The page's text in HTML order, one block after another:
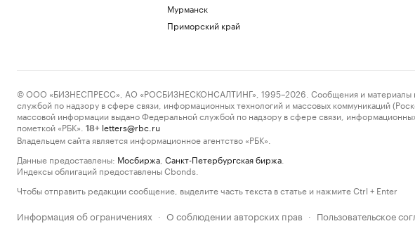
Мурманск
Приморский край
© ООО «БИЗНЕСПРЕСС», АО «РОСБИЗНЕСКОНСАЛТИНГ», 1995–2026. Сообщения и материалы
службой по надзору в сфере связи, информационных технологий и массовых коммуникаций
массовой информации выдано Федеральной службой по надзору в сфере связи,
пометкой «РБК».
18+ letters@rbc.ru
Владельцем сайта является информационное агентство «РБК».
Данные предоставлены: Мосбиржа Санкт-Петербургская биржа
Индексы облигаций предоставлены Cbonds.
Чтобы отправить редакции сообщение, выделите часть текста в статье и нажмите Ctrl + Enter
Информация об ограничениях · О соблюдении авторских прав · Пользовательское